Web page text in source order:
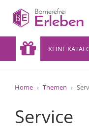
KEINE
Home Themen
Service